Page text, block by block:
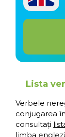
Lista
Verbele
conjugarea
consultați
limba